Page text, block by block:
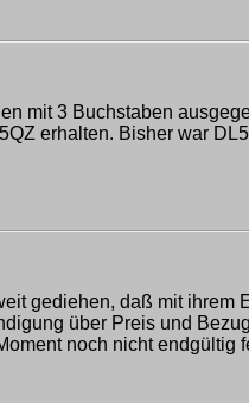
mit 3 Buchstaben
erhalten. Bisher war
gediehen, daß mit ihrem
über Preis und
noch nicht endgültig